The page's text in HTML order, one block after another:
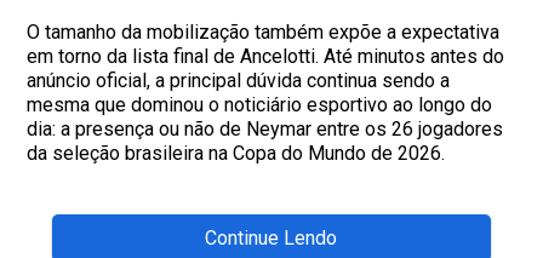
O tamanho da mobilização também expõe a expectativa
em torno da lista final de Ancelotti. Até minutos antes do
anúncio oficial, a principal dúvida continua sendo a
mesma que dominou o noticiário esportivo ao longo do
dia: a presença ou não de Neymar entre os 26 jogadores
da seleção brasileira na Copa do Mundo de 2026.
Continue Lendo